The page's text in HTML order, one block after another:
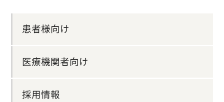
患者様向け
医療機関者向け
採用情報